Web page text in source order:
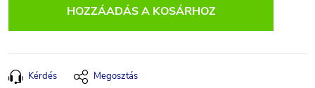
HOZZÁADÁS A KOSÁRHOZ
Kérdés Megosztás